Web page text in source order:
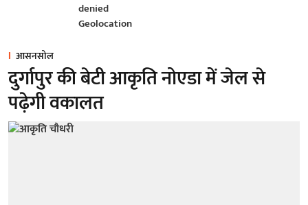
denied
Geolocation
आसनसोल
दुर्गापुर की बेटी आकृति नोएडा में जेल से
पढ़ेगी वकालत